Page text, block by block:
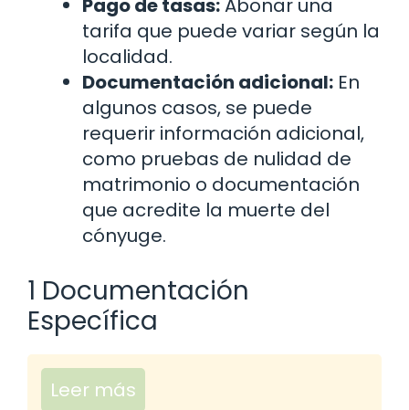
Pago de tasas:Abonar una
tarifa que puede variar según la
localidad.
Documentación adicional: En
algunos casos, se puede
requerir información adicional,
como pruebas de nulidad de
matrimonio o documentación
que acredite la muerte del
cónyuge.
1 Documentación
Específica
Leer más